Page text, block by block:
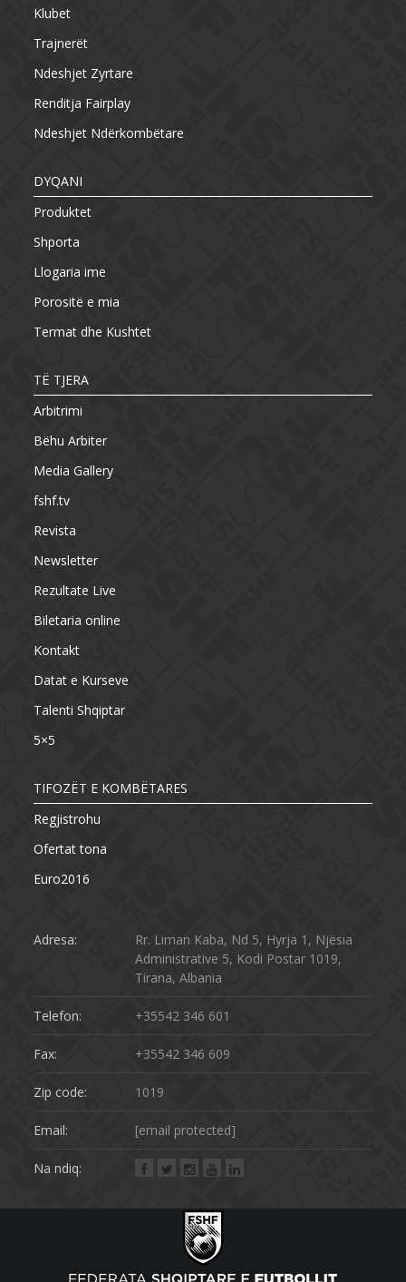
Klubet
Trajnerët
Ndeshjet Zyrtare
Renditja Fairplay
Ndeshjet Ndërkombëtare
DYQANI
Produktet
Shporta
Llogaria ime
Porositë e mia
Termat dhe Kushtet
TË TJERA
Arbitrimi
Bëhu Arbiter
Media Gallery
fshf.tv
Revista
Newsletter
Rezultate Live
Biletaria online
Kontakt
Datat e Kurseve
Talenti Shqiptar
5×5
TIFOZËT E KOMBËTARES
Regjistrohu
Ofertat tona
Euro2016
Adresa:
Rr. Liman Kaba, Nd 5, Hyrja 1, Njësia
Administrative 5, Kodi Postar 1019,
Tirana, Albania
Telefon: +35542 346 601
Fax: +35542 346 609
Zip code: 1019
Email: [email protected]
Na ndiq: